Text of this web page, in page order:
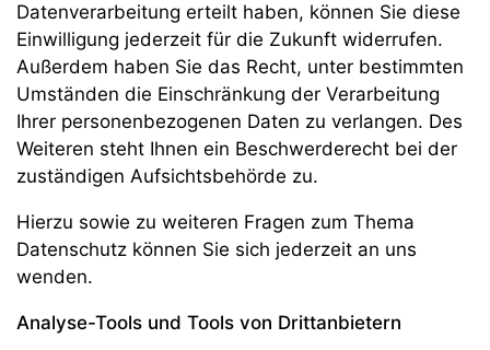
Datenverarbeitung erteilt haben, können Sie diese
Einwilligung jederzeit für die Zukunft widerrufen.
Außerdem haben Sie das Recht, unter bestimmten
Umständen die Einschränkung der Verarbeitung
Ihrer personenbezogenen Daten zu verlangen. Des
Weiteren steht Ihnen ein Beschwerderecht bei der
zuständigen Aufsichtsbehörde zu.
Hierzu sowie zu weiteren Fragen zum Thema
Datenschutz können Sie sich jederzeit an uns
wenden.
Analyse-Tools und Tools von Dritt­anbietern